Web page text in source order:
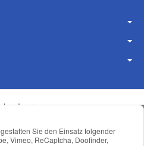
•Impressum
Sie den Einsatz folgender
Vimeo, ReCaptcha, Doofinder,